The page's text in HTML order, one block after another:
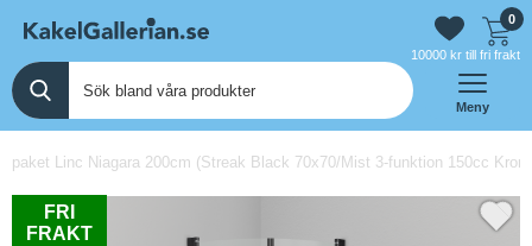
0
10000 kr till fri frakt
Meny
Linc Niagara 200cm (Streak Black 70x70/Mist 3-funktion 150cc
FRI
FRAKT